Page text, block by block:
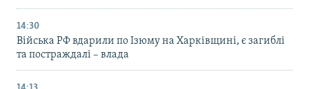
14:30
Війська РФ вдарили по Ізюму на Харківщині, є загиблі
та постраждалі – влада